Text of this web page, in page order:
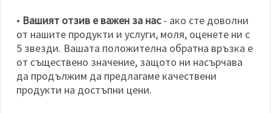
• Вашият отзив е важен за нас- ако сте доволни
от нашите продукти и услуги, моля, оценете ни с
5 звезди. Вашата положителна обратна връзка е
от съществено значение, защото ни насърчава
да продължим да предлагаме качествени
продукти на достъпни цени.